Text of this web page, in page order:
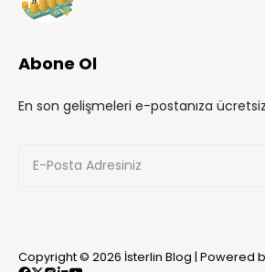
Abone Ol
En son gelişmeleri e-postanıza
Copyright © 2026 İsterlin Blog | Powered